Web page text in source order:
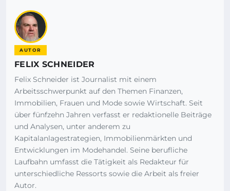
AUTOR
FELIX SCHNEIDER
Felix Schneider ist Journalist mit einem
Arbeitsschwerpunkt auf den Themen Finanzen,
Immobilien, Frauen und Mode sowie Wirtschaft. Seit
über fünfzehn Jahren verfasst er redaktionelle Beiträge
und Analysen, unter anderem zu
Kapitalanlagestrategien, Immobilienmärkten und
Entwicklungen im Modehandel. Seine berufliche
Laufbahn umfasst die Tätigkeit als Redakteur für
unterschiedliche Ressorts sowie die Arbeit als freier
Autor.